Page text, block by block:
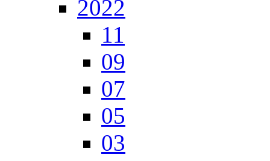
2022
11
09
07
05
03